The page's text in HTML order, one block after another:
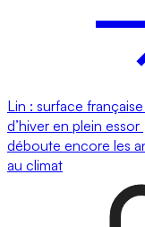
Lin : surface
d’hiver en plein essor
déboute encore les
au climat